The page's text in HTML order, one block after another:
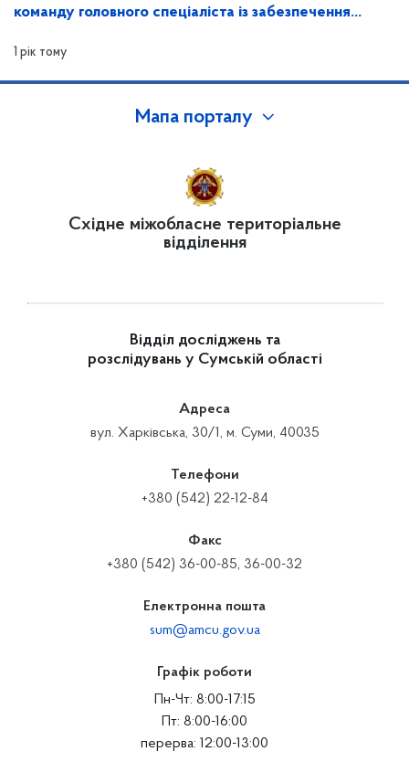
команду головного спеціаліста із забезпечення
1 рік тому
Мапа порталу
Східне міжобласне територіальне
відділення
Відділ досліджень та
розслідувань у Сумській області
Адреса
вул. Харківська, 30/1, м. Суми, 40035
Телефони
+380 (542) 22-12-84
Факс
+380 (542) 36-00-85, 36-00-32
Електронна пошта
sum@amcu.gov.ua
Графік роботи
Пн-Чт: 8:00-17:15
Пт: 8:00-16:00
перерва: 12:00-13:00